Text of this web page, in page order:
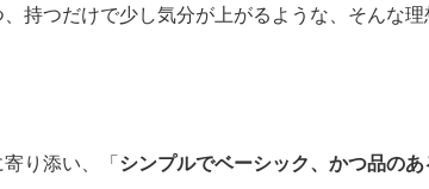
持つだけで少し気分が上がるような、そんな
り添い、「シンプルでベーシック、かつ品のあ